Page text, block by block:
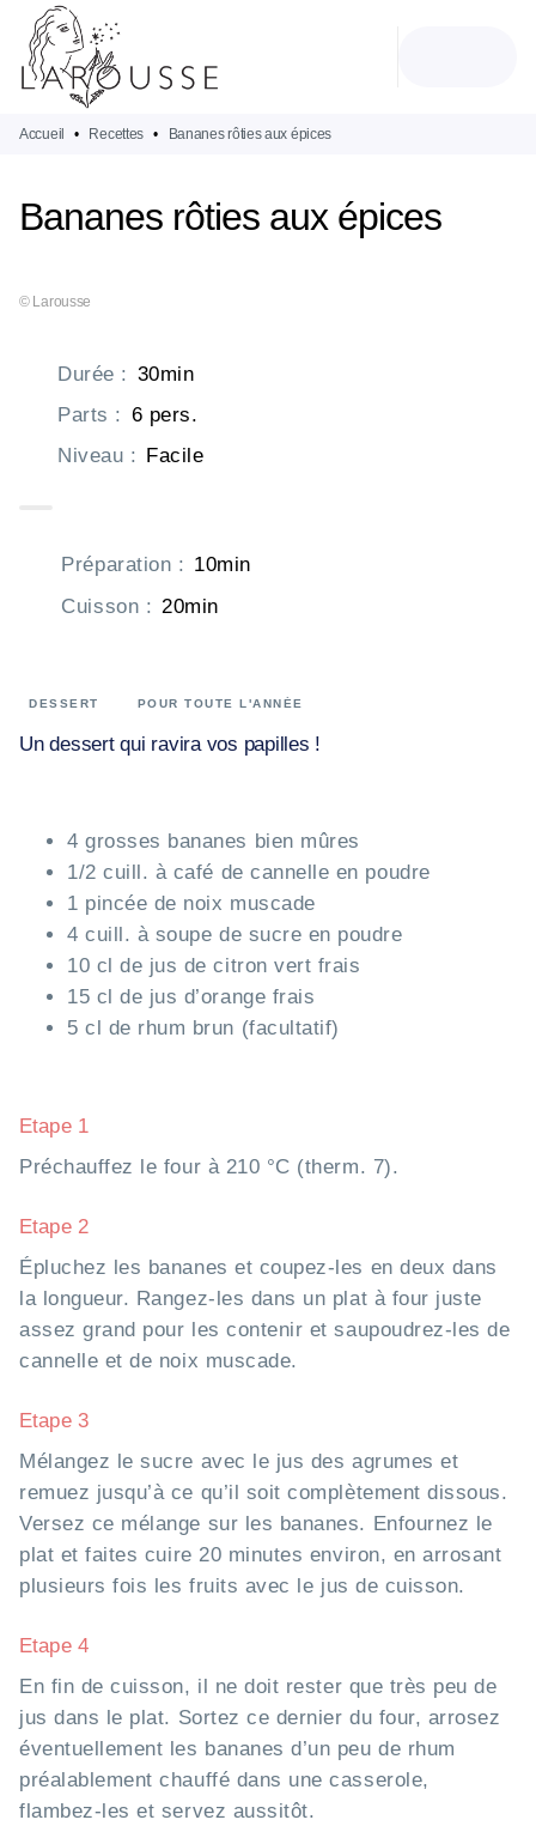
MENU
PIED DE PAGE
Accueil • Recettes • Bananes rôties aux épices
Bananes rôties aux épices
© Larousse
Durée : 30min
Parts : 6 pers.
Niveau : Facile
Préparation : 10min
Cuisson : 20min
DESSERT POUR TOUTE L'ANNÉE
Un dessert qui ravira vos papilles !
4 grosses bananes bien mûres
1/2 cuill. à café de cannelle en poudre
1 pincée de noix muscade
4 cuill. à soupe de sucre en poudre
10 cl de jus de citron vert frais
15 cl de jus d’orange frais
5 cl de rhum brun (facultatif)
Etape 1
Préchauffez le four à 210 °C (therm. 7).
Etape 2
Épluchez les bananes et coupez-les en deux dans
la longueur. Rangez-les dans un plat à four juste
assez grand pour les contenir et saupoudrez-les de
cannelle et de noix muscade.
Etape 3
Mélangez le sucre avec le jus des agrumes et
remuez jusqu’à ce qu’il soit complètement dissous.
Versez ce mélange sur les bananes. Enfournez le
plat et faites cuire 20 minutes environ, en arrosant
plusieurs fois les fruits avec le jus de cuisson.
Etape 4
En fin de cuisson, il ne doit rester que très peu de
jus dans le plat. Sortez ce dernier du four, arrosez
éventuellement les bananes d’un peu de rhum
préalablement chauffé dans une casserole,
flambez-les et servez aussitôt.